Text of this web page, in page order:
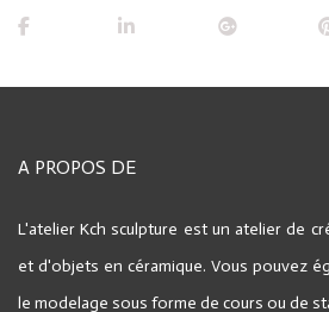
A PROPOS DE
L'atelier Kch sculpture est un atelier de
et d'objets en céramique. Vous pouvez
le modelage sous forme de cours ou de